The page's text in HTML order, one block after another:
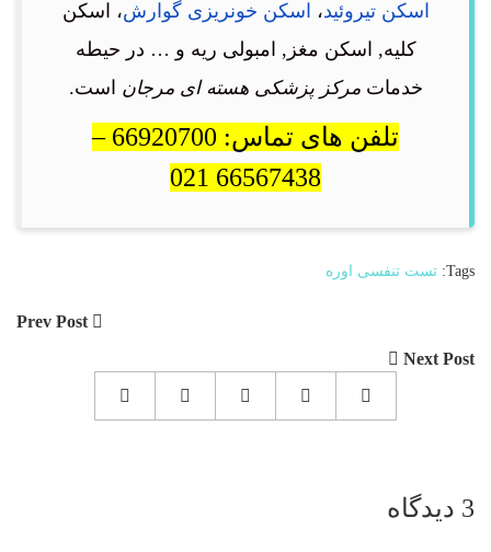
اسکن تیروئید، اسکن خونریزی گوارش، اسکن
کلیه, اسکن مغز, امبولی ریه و … در حیطه
خدماتمرکز پزشکی هسته ای مرجان است.
تلفن های تماس: 66920700 –
66567438 021
Tags: تست تنفسی اوره
Next Post
3 دیدگاه